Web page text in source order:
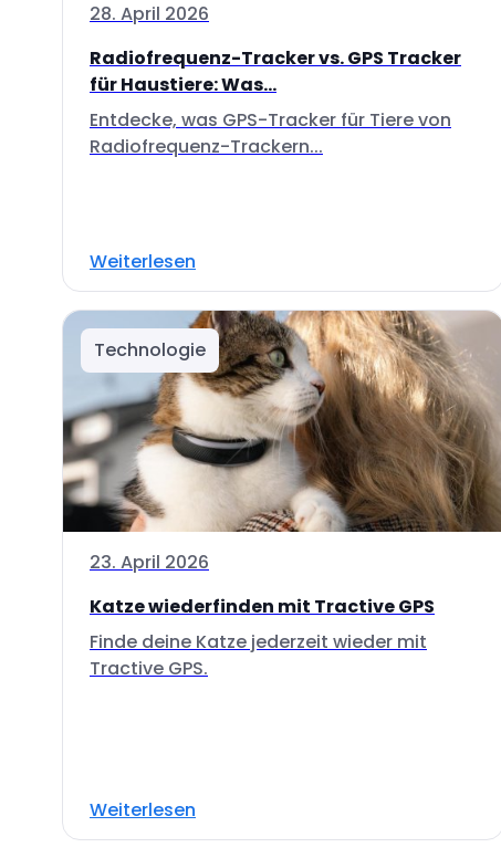
28. April 2026
Radiofrequenz-Tracker vs. GPS Tracker
für Haustiere: Was...
Entdecke, was GPS-Tracker für Tiere von
Radiofrequenz-Trackern...
Weiterlesen
Technologie
23. April 2026
Katze wiederfinden mit Tractive GPS
Finde deine Katze jederzeit wieder mit
Tractive GPS.
Weiterlesen